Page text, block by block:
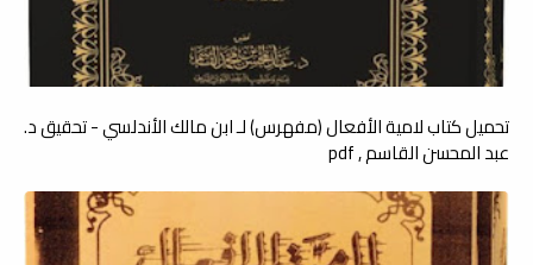
تحميل كتاب لامية الأفعال (مفهرس) لـ ابن مالك الأندلسي - تحقيق د.
عبد المحسن القاسم , pdf